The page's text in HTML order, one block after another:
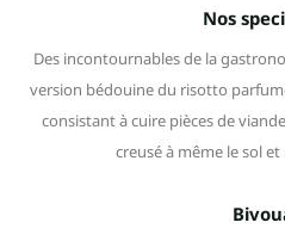
Nos
Des incontournables de la
version bédouine du risotto
consistant à cuire pièces de
creusé à même le sol